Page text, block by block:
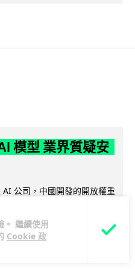
。 繼續使用
Cookie 政
模型 業界質疑安
公司，中國開發的開放權重
全框架的測試範圍。美國業界
文